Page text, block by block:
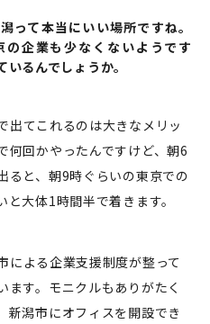
って本当にいい場所ですね。
企業も少なくないようです
るんでしょうか。
出てこれるのは大きなメリッ
何回かやったんですけど、朝6
ると、朝9時ぐらいの東京での
大体1時間半で着きます。
による企業支援制度が整って
ます。モニクルもありがたく
新潟市にオフィスを開設でき